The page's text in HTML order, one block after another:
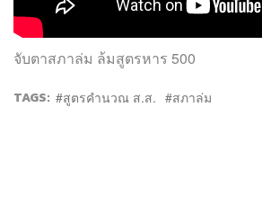
จับตาสภาล่ม ล้มสูตรหาร 500
TAGS: สูตรคำนวณ ส.ส. สภาล่ม